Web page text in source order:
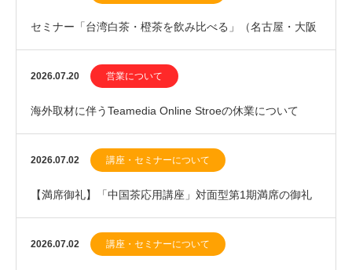
セミナー「台湾白茶・橙茶を飲み比べる」（名古屋・大阪
開催）、ワークショップ「新茶を飲む・中国緑茶20…
2026.07.20 営業について
海外取材に伴うTeamedia Online Stroeの休業について
（2026年7月下旬）
2026.07.02 講座・セミナーについて
【満席御礼】「中国茶応用講座」対面型第1期満席の御礼
と、第2期（2027年1月開講）優先案内登録のお…
2026.07.02 講座・セミナーについて